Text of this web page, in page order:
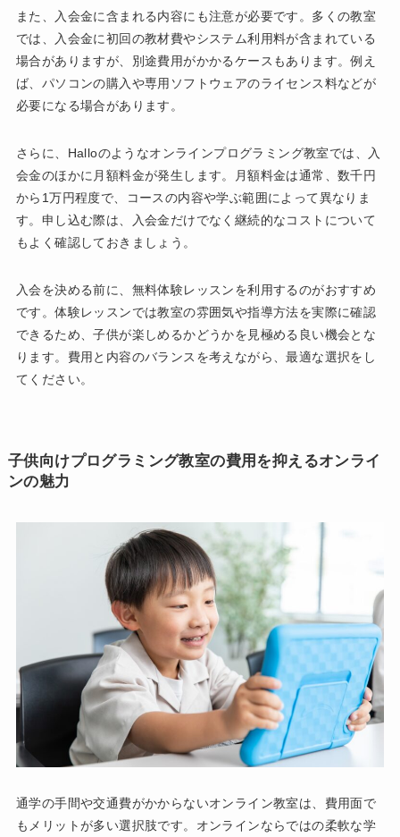
また、入会金に含まれる内容にも注意が必要です。多くの教室
では、入会金に初回の教材費やシステム利用料が含まれている
場合がありますが、別途費用がかかるケースもあります。例え
ば、パソコンの購入や専用ソフトウェアのライセンス料などが
必要になる場合があります。
さらに、Halloのようなオンラインプログラミング教室では、入
会金のほかに月額料金が発生します。月額料金は通常、数千円
から1万円程度で、コースの内容や学ぶ範囲によって異なりま
す。申し込む際は、入会金だけでなく継続的なコストについて
もよく確認しておきましょう。
入会を決める前に、無料体験レッスンを利用するのがおすすめ
です。体験レッスンでは教室の雰囲気や指導方法を実際に確認
できるため、子供が楽しめるかどうかを見極める良い機会とな
ります。費用と内容のバランスを考えながら、最適な選択をし
てください。
子供向けプログラミング教室の費用を抑えるオンライ
ンの魅力
通学の手間や交通費がかからないオンライン教室は、費用面で
もメリットが多い選択肢です。オンラインならではの柔軟な学